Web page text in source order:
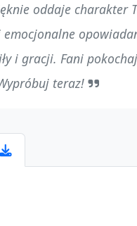
oddaje charakter
i gracji. Fani
teraz!